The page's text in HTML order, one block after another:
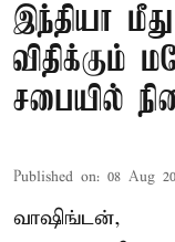
இந்தியா
விதிக்கும்
சபையில்
Published on: 08 Aug
வாஷிங்டன்,